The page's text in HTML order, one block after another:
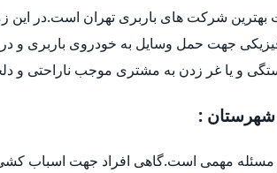
شرکت های باربری تهران است.در این
جهت حمل وسایل به خودروی باربری و در
و یا غر زدن به مشتری موجب ناراحتی و
شهرستان :
مسئله مهمی است.گاهی افراد جهت اسباب کشی